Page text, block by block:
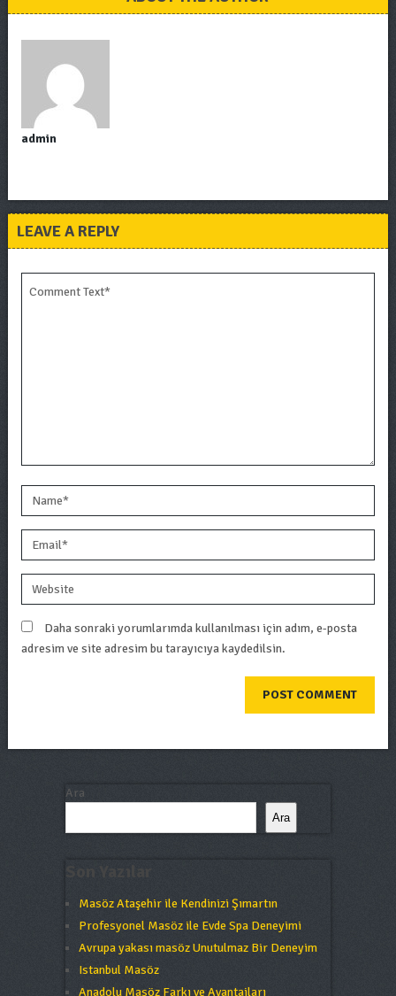
admin
LEAVE A REPLY
Daha sonraki yorumlarımda kullanılması için adım, e-posta
adresim ve site adresim bu tarayıcıya kaydedilsin.
Ara
Ara
Masöz Ataşehir ile Kendinizi Şımartın
Profesyonel Masöz ile Evde Spa Deneyimi
Avrupa yakası masöz Unutulmaz Bir Deneyim
Istanbul Masöz
Anadolu Masöz Farkı ve Avantajları